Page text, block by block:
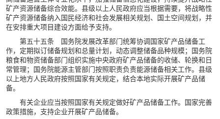
矿产资源储备综合效能。县级以上人民政府应当根据需要，将战略性
矿产资源储备纳入国民经济和社会发展相关规划、国土空间规划，并
在安排重大项目建设方面给予支持。
第五十五条 国务院发展改革部门统筹协调国家矿产品储备工
作，定期拟订储备规划和总量计划，动态调整储备品种规模；国务院
粮食和物资储备部门组织实施中央政府矿产品储备的收储、轮换和日
常管理；国务院能源主管部门按照职责负责能源储备相关工作。县级
以上地方人民政府按照国家有关规定，结合本地实际开展矿产品储
备。
有关企业应当按照国家有关规定做好矿产品储备工作。国家完善
政策措施，支持企业开展矿产品储备。